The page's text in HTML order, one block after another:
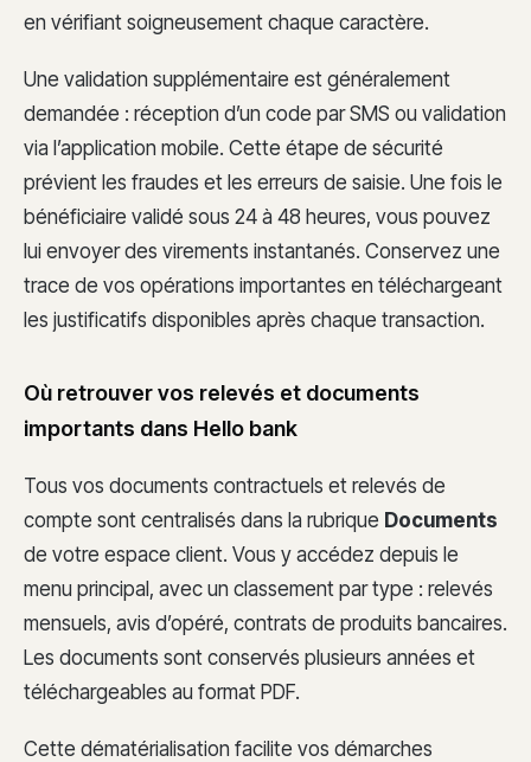
en vérifiant soigneusement chaque caractère.
Une validation supplémentaire est généralement
demandée : réception d’un code par SMS ou validation
via l’application mobile. Cette étape de sécurité
prévient les fraudes et les erreurs de saisie. Une fois le
bénéficiaire validé sous 24 à 48 heures, vous pouvez
lui envoyer des virements instantanés. Conservez une
trace de vos opérations importantes en téléchargeant
les justificatifs disponibles après chaque transaction.
Où retrouver vos relevés et documents
importants dans Hello bank
Tous vos documents contractuels et relevés de
compte sont centralisés dans la rubrique Documents
de votre espace client. Vous y accédez depuis le
menu principal, avec un classement par type : relevés
mensuels, avis d’opéré, contrats de produits bancaires.
Les documents sont conservés plusieurs années et
téléchargeables au format PDF.
Cette dématérialisation facilite vos démarches